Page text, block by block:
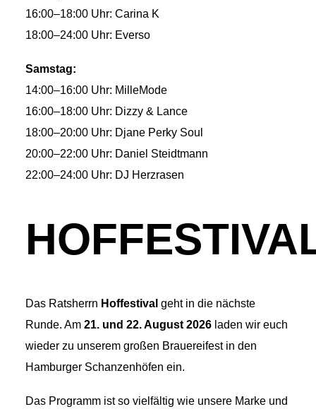
16:00–18:00 Uhr: Carina K
18:00–24:00 Uhr: Everso
Samstag:
14:00–16:00 Uhr: MilleMode
16:00–18:00 Uhr: Dizzy & Lance
18:00–20:00 Uhr: Djane Perky Soul
20:00–22:00 Uhr: Daniel Steidtmann
22:00–24:00 Uhr: DJ Herzrasen
Das Ratsherrn Hoffestival geht in die nächste
Runde. Am 21. und 22. August 2026 laden wir euch
wieder zu unserem großen Brauereifest in den
Hamburger Schanzenhöfen ein.
Das Programm ist so vielfältig wie unsere Marke und